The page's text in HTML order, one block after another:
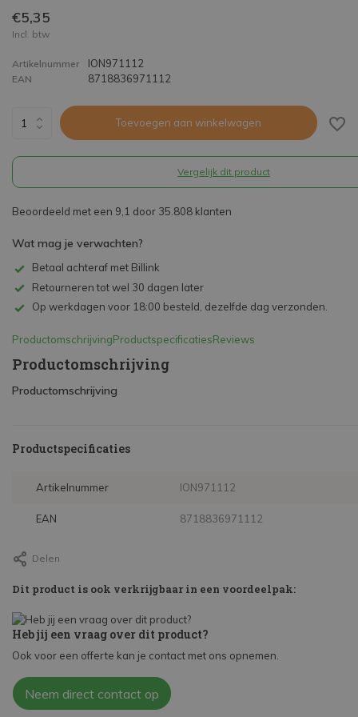
€5,35
Incl. btw
Artikelnummer ION971112
EAN 8718836971112
Toevoegen aan winkelwagen
Vergelijk dit product
Beoordeeld met een 9,1 door 35.808 klanten
Wat mag je verwachten?
Betaal achteraf met Billink
Retourneren tot wel 30 dagen later
Op werkdagen voor 18:00 besteld, dezelfde dag verzonden.
ProductomschrijvingProductspecificatiesReviews
Productomschrijving
Productomschrijving
Productspecificaties
Artikelnummer ION971112
EAN 8718836971112
Delen
Dit product is ook verkrijgbaar in een voordeelpak:
Heb jij een vraag over dit product?
Ook voor een offerte kan je contact met ons opnemen.
Neem direct contact op